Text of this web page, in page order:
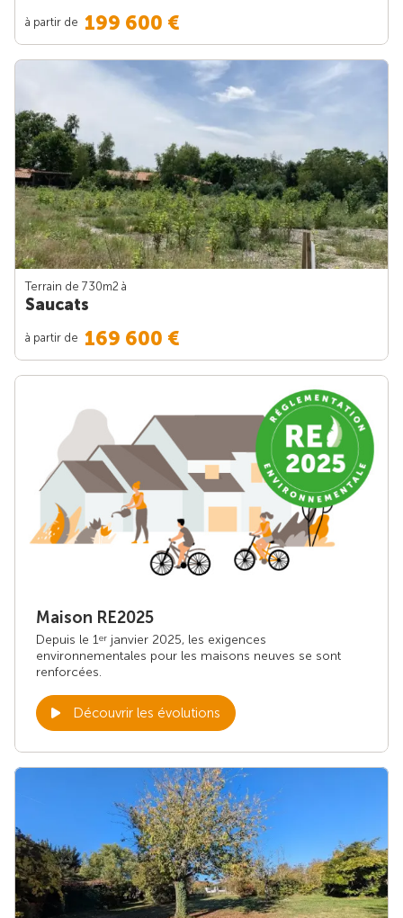
à partir de 199 600 €
Terrain de 730m2 à
Saucats
à partir de 169 600 €
Maison RE2025
Depuis le 1er janvier 2025, les exigences
environnementales pour les maisons neuves se sont
renforcées.
Découvrir les évolutions